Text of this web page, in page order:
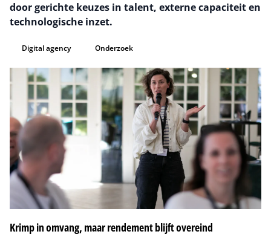
door gerichte keuzes in talent, externe capaciteit en
technologische inzet.
Digital agency Onderzoek
Krimp in omvang, maar rendement blijft overeind